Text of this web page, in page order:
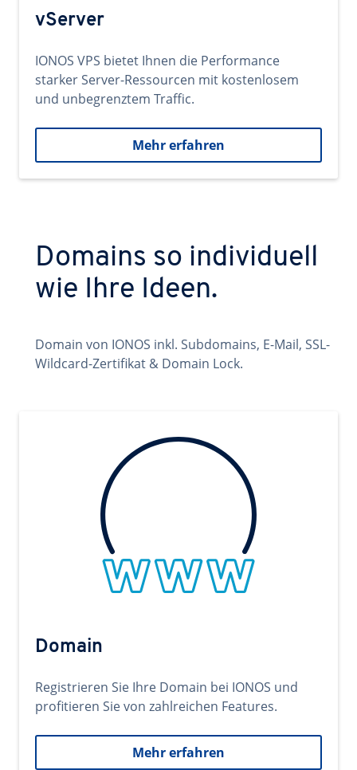
vServer
IONOS VPS bietet Ihnen die Performance
starker Server-Ressourcen mit kostenlosem
und unbegrenztem Traffic.
Mehr erfahren
Domains so individuell
wie Ihre Ideen.
Domain von IONOS inkl. Subdomains, E-Mail, SSL-
Wildcard-Zertifikat & Domain Lock.
Domain
Registrieren Sie Ihre Domain bei IONOS und
profitieren Sie von zahlreichen Features.
Mehr erfahren